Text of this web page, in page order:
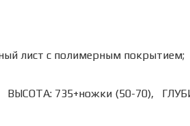
лист с полимерным покрытием;
735+ножки (50-70),